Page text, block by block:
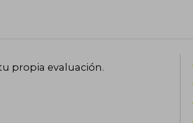
propia evaluación.